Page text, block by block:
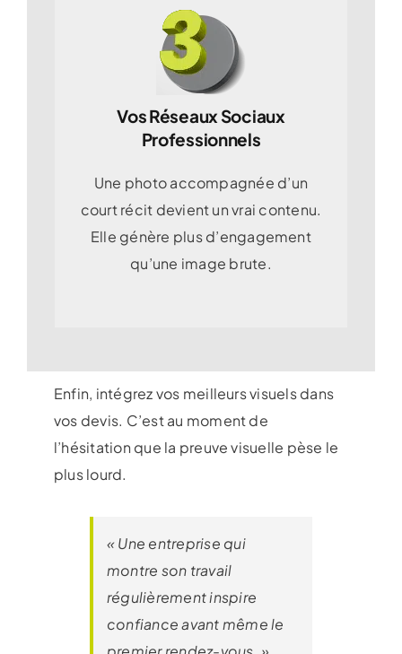
Vos Réseaux Sociaux
Professionnels
Une photo accompagnée d’un
court récit devient un vrai contenu.
Elle génère plus d’engagement
qu’une image brute.
Enfin, intégrez vos meilleurs visuels dans
vos devis. C’est au moment de
l’hésitation que la preuve visuelle pèse le
plus lourd.
« Une entreprise qui
montre son travail
régulièrement inspire
confiance avant même le